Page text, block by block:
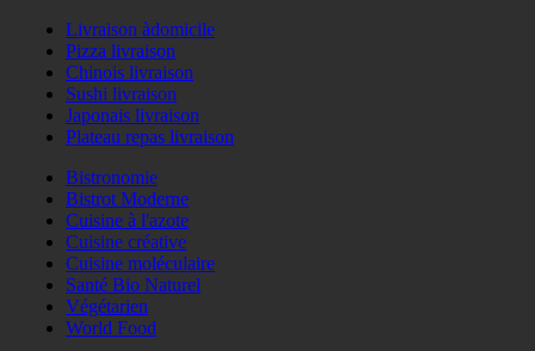
Livraison àdomicile
Pizza livraison
Chinois livraison
Sushi livraison
Japonais livraison
Plateau repas livraison
Bistronomie
Bistrot Moderne
Cuisine à l'azote
Cuisine créative
Cuisine moléculaire
Santé Bio Naturel
Végétarien
World Food